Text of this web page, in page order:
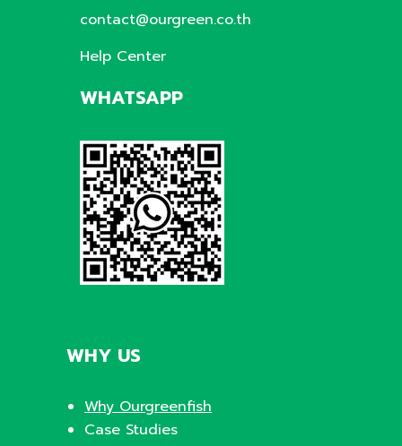
contact@ourgreen.co.th
Help Center
WHATSAPP
WHY US
Why Ourgreenfish
Case Studies